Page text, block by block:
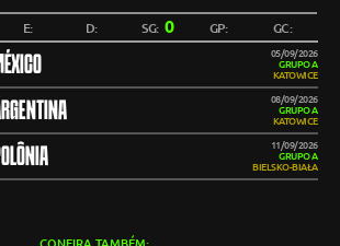
E: D: SG: 0 GP: GC:
05/09/2026
GRUPO A
KATOWICE
08/09/2026
GRUPO A
KATOWICE
11/09/2026
GRUPO A
BIELSKO-BIAŁA